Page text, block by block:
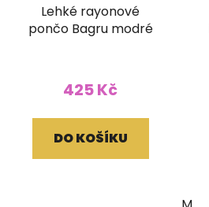
Lehké rayonové
pončo Bagru modré
425 Kč
DO KOŠÍKU